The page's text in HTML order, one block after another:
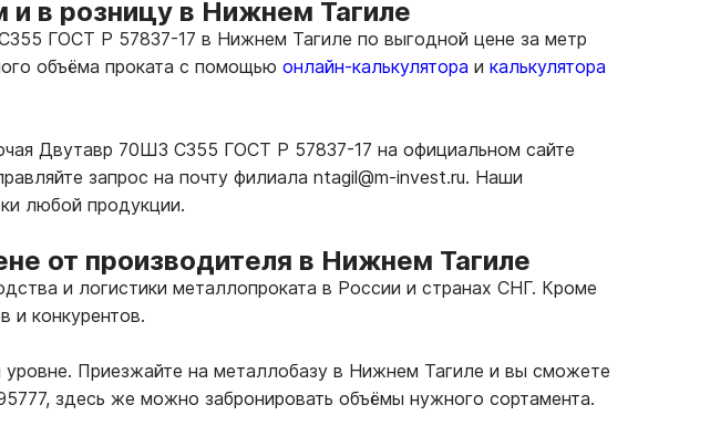
в розницу в Нижнем Тагиле
ГОСТ Р 57837-17 в Нижнем Тагиле по выгодной цене за метр
объёма проката с помощью онлайн-калькулятора и калькулятора
Двутавр 70Ш3 С355 ГОСТ Р 57837-17 на официальном сайте
запрос на почту филиала ntagil@m-invest.ru. Наши
любой продукции.
от производителя в Нижнем Тагиле
и логистики металлопроката в России и странах СНГ. Кроме
и конкурентов.
Приезжайте на металлобазу в Нижнем Тагиле и вы сможете
здесь же можно забронировать объёмы нужного сортамента.